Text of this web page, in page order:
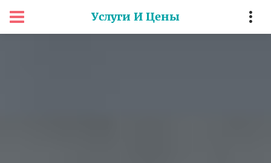
Услуги И Цены